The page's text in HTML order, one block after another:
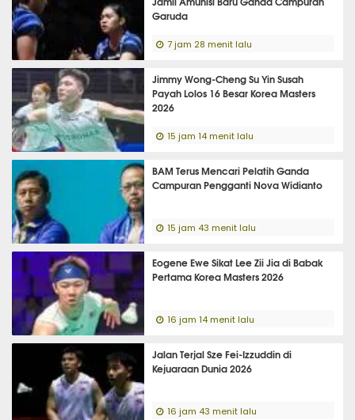
Garuda
7 jam 28 menit lalu
Jimmy Wong-Cheng Su Yin Susah
Payah Lolos 16 Besar Korea Masters
2026
15 jam 14 menit lalu
BAM Terus Mencari Pelatih Ganda
Campuran Pengganti Nova Widianto
15 jam 43 menit lalu
Eogene Ewe Sikat Lee Zii Jia di Babak
Pertama Korea Masters 2026
16 jam 14 menit lalu
Jalan Terjal Sze Fei-Izzuddin di
Kejuaraan Dunia 2026
16 jam 43 menit lalu